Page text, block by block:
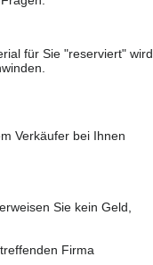
für Sie "reserviert" wird
Verkäufer bei Ihnen
Sie kein Geld,
Firma